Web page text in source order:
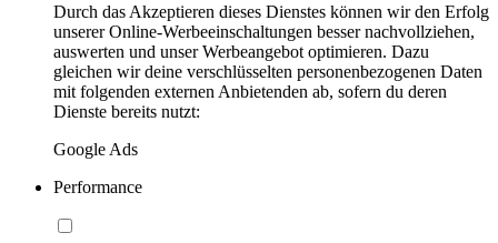
Durch das Akzeptieren dieses Dienstes können wir den Erfolg
unserer Online-Werbeeinschaltungen besser nachvollziehen,
auswerten und unser Werbeangebot optimieren. Dazu
gleichen wir deine verschlüsselten personenbezogenen Daten
mit folgenden externen Anbietenden ab, sofern du deren
Dienste bereits nutzt:
Google Ads
Performance